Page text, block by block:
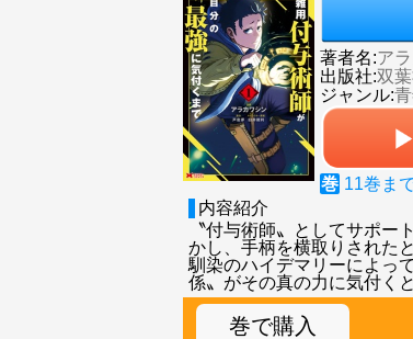
著者名:ア
出版社:双
ジャンル:
巻 11巻ま
内容紹介
〝付与術師〟としてサポ
かし、手柄を横取りされた
馴染のハイデマリーによっ
係〟がその真の力に気付く
巻で購入